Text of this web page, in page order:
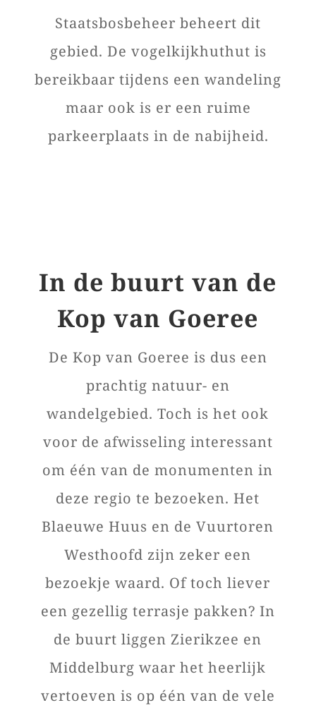
Staatsbosbeheer beheert dit
gebied. De vogelkijkhuthut is
bereikbaar tijdens een wandeling
maar ook is er een ruime
parkeerplaats in de nabijheid.
In de buurt van de
Kop van Goeree
De Kop van Goeree is dus een
prachtig natuur- en
wandelgebied. Toch is het ook
voor de afwisseling interessant
om één van de monumenten in
deze regio te bezoeken. Het
Blaeuwe Huus en de Vuurtoren
Westhoofd zijn zeker een
bezoekje waard. Of toch liever
een gezellig terrasje pakken? In
de buurt liggen Zierikzee en
Middelburg waar het heerlijk
vertoeven is op één van de vele